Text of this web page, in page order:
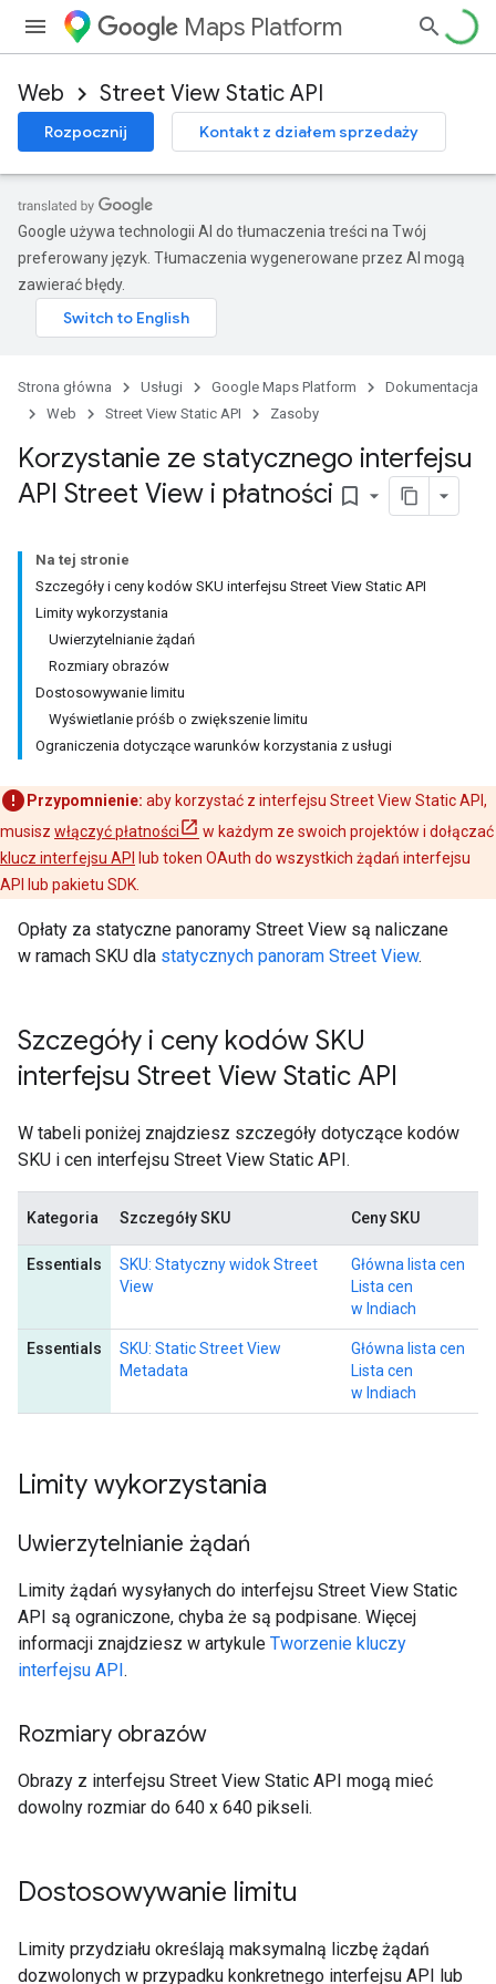
Maps Platform
Web Street View Static API
Rozpocznij Kontakt z działem sprzedaży
Google używa technologii AI do tłumaczenia treści na Twój
preferowany język. Tłumaczenia wygenerowane przez AI mogą
zawierać błędy.
Strona główna Usługi Google Maps Platform
Dokumentacja
Web
Street View Static API Zasoby
Korzystanie ze statycznego interfejsu
API Street View i płatności bookmark_border
Na tej stronie
Szczegóły i ceny kodów SKU interfejsu Street View Static API
Limity wykorzystania
Uwierzytelnianie żądań
Rozmiary obrazów
Dostosowywanie limitu
Wyświetlanie próśb o zwiększenie limitu
Ograniczenia dotyczące warunków korzystania z usługi
Przypomnienie: aby korzystać z interfejsu Street View Static API,
musisz włączyć płatności
w każdym ze swoich projektów i dołączać
klucz interfejsu API
lub token OAuth do wszystkich żądań interfejsu
API lub pakietu SDK.
Opłaty za statyczne panoramy Street View są naliczane
w ramach SKU dla statycznych panoram Street View.
Szczegóły i ceny kodów SKU
interfejsu Street View Static API
W tabeli poniżej znajdziesz szczegóły dotyczące kodów
SKU i cen interfejsu Street View Static API.
Kategoria Szczegóły SKU Ceny SKU
Essentials
SKU: Statyczny widok Street
View
Główna lista cen
Lista cen
w Indiach
Essentials
SKU: Static Street View
Metadata
Główna lista cen
Lista cen
w Indiach
Limity wykorzystania
Uwierzytelnianie żądań
Limity żądań wysyłanych do interfejsu Street View Static
API są ograniczone, chyba że są podpisane. Więcej
informacji znajdziesz w artykule Tworzenie kluczy
interfejsu API.
Rozmiary obrazów
Obrazy z interfejsu Street View Static API mogą mieć
dowolny rozmiar do 640 x 640 pikseli.
Dostosowywanie limitu
Limity przydziału określają maksymalną liczbę żądań
dozwolonych w przypadku konkretnego interfejsu API lub